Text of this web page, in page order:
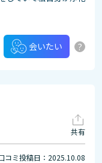
会いたい ?
共有
コミ投稿日：2025.10.08